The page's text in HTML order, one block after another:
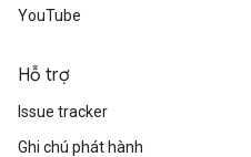
YouTube
Hỗ trợ
Issue tracker
Ghi chú phát hành